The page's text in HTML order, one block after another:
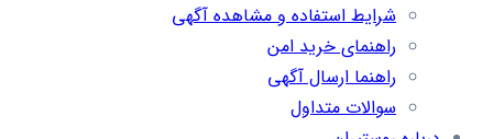
شرایط استفاده و مشاهده آگهی
راهنمای خرید امن
راهنما ارسال آگهی
سوالات متداول